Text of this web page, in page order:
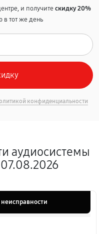
и получитескидку 20%
в тот же день
конфиденциальности
аудиосистемы